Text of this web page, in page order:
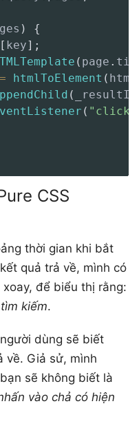
)
{
[ key] ;
( page .
= htmlToElement ( html
(
( "click"
CSS
thời gian khi bắt
quả trả về, mình có
để biểu thị rằng:
kiếm.
dùng sẽ biết
về. Giả sử, mình
sẽ không biết là
vào chả có hiện